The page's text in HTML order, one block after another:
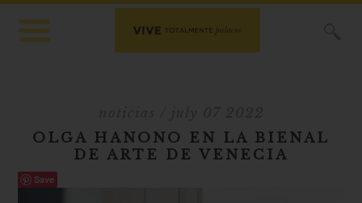
OLGA HANONO EN LA BIENAL
DE ARTE DE VENECIA
Save